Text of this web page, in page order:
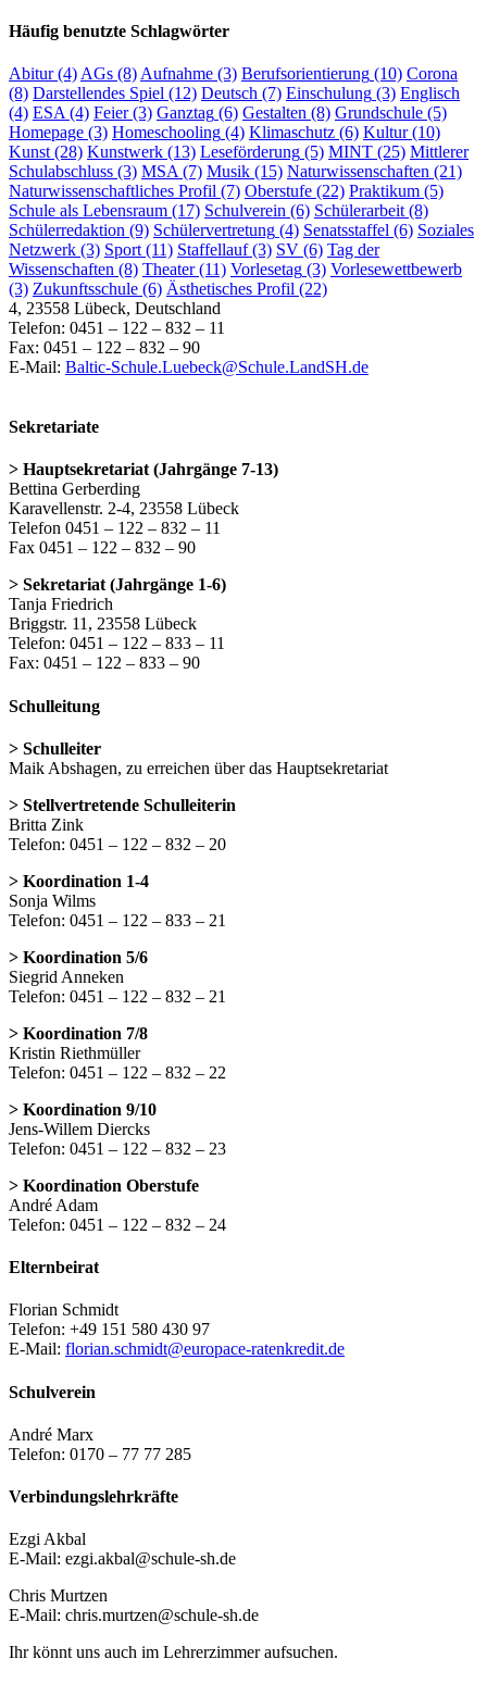
Häufig benutzte Schlagwörter
Abitur(4) AGs (8) Aufnahme (3) Berufsorientierung (10) Corona
(8) Darstellendes Spiel (12) Deutsch (7) Einschulung (3) Englisch
(4) ESA (4) Feier(3) Ganztag (6) Gestalten (8) Grundschule (5)
Homepage (3) Homeschooling (4) Klimaschutz (6) Kultur(10)
Kunst (28) Kunstwerk (13) Leseförderung (5) MINT (25) Mittlerer
Schulabschluss (3) MSA (7) Musik (15) Naturwissenschaften (21)
Naturwissenschaftliches Profil (7) Oberstufe (22) Praktikum (5)
Schule als Lebensraum (17) Schulverein (6) Schülerarbeit (8)
Schülerredaktion (9) Schülervertretung (4) Senatsstaffel (6) Soziales
Netzwerk (3) Sport (11) Staffellauf(3) SV (6) Tag der
Wissenschaften (8) Theater(11) Vorlesetag (3) Vorlesewettbewerb
(3) Zukunftsschule (6) Ästhetisches Profil (22)
4, 23558 Lübeck, Deutschland
Telefon: 0451 – 122 – 832 – 11
Fax: 0451 – 122 – 832 – 90
E-Mail: Baltic-Schule.Luebeck@Schule.LandSH.de
Sekretariate
> Hauptsekretariat (Jahrgänge 7-13)
Bettina Gerberding
Karavellenstr. 2-4, 23558 Lübeck
Telefon 0451 – 122 – 832 – 11
Fax 0451 – 122 – 832 – 90
> Sekretariat (Jahrgänge 1-6)
Tanja Friedrich
Briggstr. 11, 23558 Lübeck
Telefon: 0451 – 122 – 833 – 11
Fax: 0451 – 122 – 833 – 90
Schulleitung
> Schulleiter
Maik Abshagen, zu erreichen über das Hauptsekretariat
> Stellvertretende Schulleiterin
Britta Zink
Telefon: 0451 – 122 – 832 – 20
> Koordination 1-4
Sonja Wilms
Telefon: 0451 – 122 – 833 – 21
> Koordination 5/6
Siegrid Anneken
Telefon: 0451 – 122 – 832 – 21
> Koordination 7/8
Kristin Riethmüller
Telefon: 0451 – 122 – 832 – 22
> Koordination 9/10
Jens-Willem Diercks
Telefon: 0451 – 122 – 832 – 23
> Koordination Oberstufe
André Adam
Telefon: 0451 – 122 – 832 – 24
Elternbeirat
Florian Schmidt
Telefon: +49 151 580 430 97
E-Mail: florian.schmidt@europace-ratenkredit.de
Schulverein
André Marx
Telefon: 0170 – 77 77 285
Verbindungslehrkräfte
Ezgi Akbal
E-Mail: ezgi.akbal@schule-sh.de
Chris Murtzen
E-Mail: chris.murtzen@schule-sh.de
Ihr könnt uns auch im Lehrerzimmer aufsuchen.